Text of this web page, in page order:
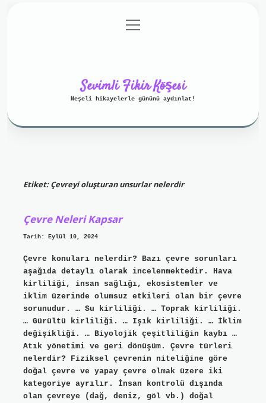
Gizlilik Politikası
menüyü
aç
Sevimli Fikir Köşesi
Neşeli hikayelerle gününü aydınlat!
Etiket:Çevreyi oluşturan unsurlar nelerdir
Çevre Neleri Kapsar
Tarih: Eylül 10, 2024
Çevre konuları nelerdir? Bazı çevre sorunları
aşağıda detaylı olarak incelenmektedir. Hava
kirliliği, insan sağlığı, ekosistemler ve
iklim üzerinde olumsuz etkileri olan bir çevre
sorunudur. … Su kirliliği. … Toprak kirliliği.
… Gürültü kirliliği. … Işık kirliliği. … İklim
değişikliği. … Biyolojik çeşitliliğin kaybı …
Atık yönetimi ve geri dönüşüm. Çevre türleri
nelerdir? Fiziksel çevrenin niteliğine göre
doğal çevre ve yapay çevre olmak üzere iki
kategoriye ayrılır. İnsan kontrolü dışında
olan çevreye (dağ, deniz, göl vb.) doğal